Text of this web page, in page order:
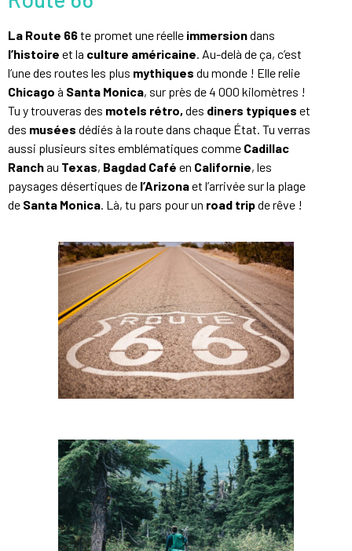
La Route 66te promet une réelle immersiondans
l’histoire et la culture américaine. Au-delà de ça, c’est
l’une des routes les plus mythiques du monde ! Elle relie
Chicago à Santa Monica, sur près de 4 000 kilomètres !
Tu y trouveras des motels rétro, des diners typiques et
des musées dédiés à la route dans chaque État. Tu verras
aussi plusieurs sites emblématiques comme Cadillac
Ranchau Texas, Bagdad Café en Californie, les
paysages désertiques de l’Arizonaet l’arrivée sur la plage
de Santa Monica. Là, tu pars pour un road tripde rêve !